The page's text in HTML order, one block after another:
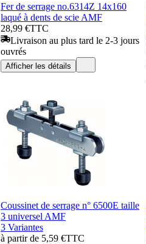
Fer de serrage no.6314Z 14x160
laqué à dents de scie AMF
28,99 €TTC
Livraison au plus tard le 2-3 jours
ouvrés
Afficher les détails
Coussinet de serrage n° 6500E taille
3 universel AMF
3 Variantes
à partir de 5,59 €TTC